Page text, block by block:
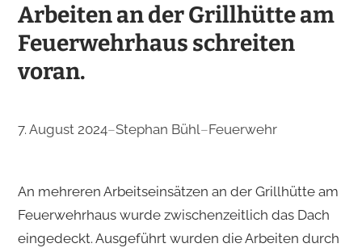
Arbeiten an der Grillhütte am
Feuerwehrhaus schreiten
voran.
7. August 2024–Stephan Bühl–Feuerwehr
An mehreren Arbeitseinsätzen an der Grillhütte am
Feuerwehrhaus wurde zwischenzeitlich das Dach
eingedeckt. Ausgeführt wurden die Arbeiten durch